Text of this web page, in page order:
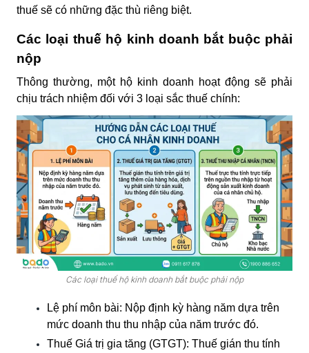
thuế sẽ có những đặc thù riêng biệt.
Các loại thuế hộ kinh doanh bắt buộc phải
nộp
Thông thường, một hộ kinh doanh hoạt động sẽ phải
chịu trách nhiệm đối với 3 loại sắc thuế chính:
Các loại thuế hộ kinh doanh bắt buộc phải nộp
Lệ phí môn bài: Nộp định kỳ hàng năm dựa trên
mức doanh thu thu nhập của năm trước đó.
Thuế Giá trị gia tăng (GTGT): Thuế gián thu tính